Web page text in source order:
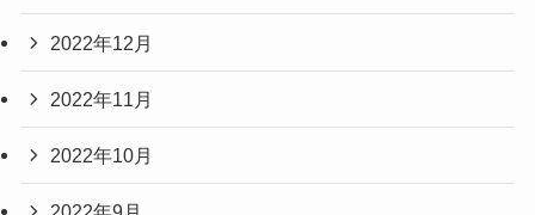
2022年12月
2022年11月
2022年10月